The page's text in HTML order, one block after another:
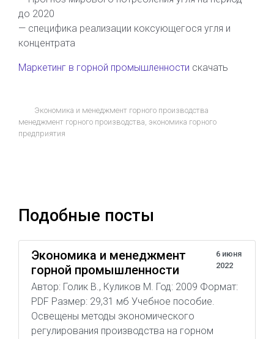
до 2020
— специфика реализации коксующегося угля и
концентрата
Маркетинг в горной промышленности скачать
Экономика и менеджмент горного производства
менеджмент горного производства, экономика горного
предприятия
Подобные посты
Экономика и менеджмент
горной промышленности
6 июня
2022
Автор: Голик В., Куликов М. Год: 2009 Формат:
PDF Размер: 29,31 мб Учебное пособие.
Освещены методы экономического
регулирования производства на горном